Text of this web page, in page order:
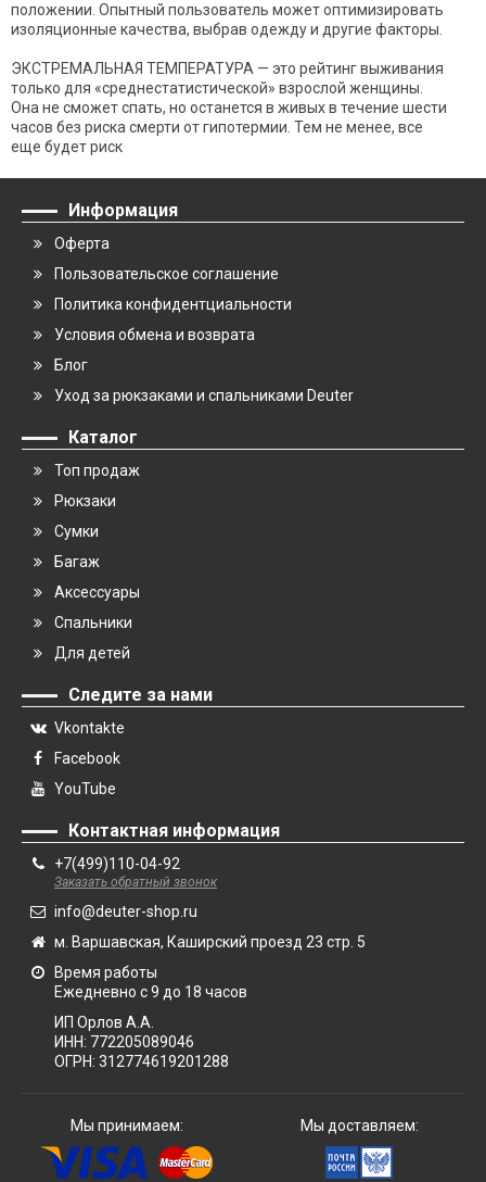
положении. Опытный пользователь может оптимизировать
изоляционные качества, выбрав одежду и другие факторы.
ЭКСТРЕМАЛЬНАЯ ТЕМПЕРАТУРА — это рейтинг выживания
только для «среднестатистической» взрослой женщины.
Она не сможет спать, но останется в живых в течение шести
часов без риска смерти от гипотермии. Тем не менее, все
еще будет риск
Информация
Оферта
Пользовательское соглашение
Политика конфидентциальности
Условия обмена и возврата
Блог
Уход за рюкзаками и спальниками Deuter
Каталог
Топ продаж
Рюкзаки
Сумки
Багаж
Аксессуары
Спальники
Для детей
Следите за нами
Vkontakte
Facebook
YouTube
Контактная информация
+7(499)110-04-92
Заказать обратный звонок
info@deuter-shop.ru
м. Варшавская, Каширский проезд 23 стр. 5
Время работы
Ежедневно с 9 до 18 часов
ИП Орлов А.А.
ИНН: 772205089046
ОГРН: 312774619201288
Мы принимаем: Мы доставляем: